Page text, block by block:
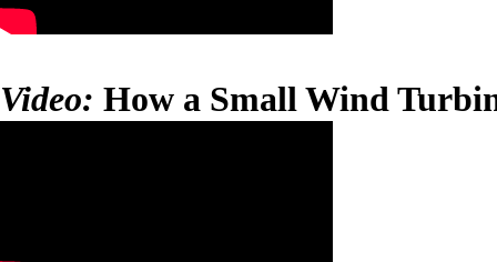
Video: How a Small Wind